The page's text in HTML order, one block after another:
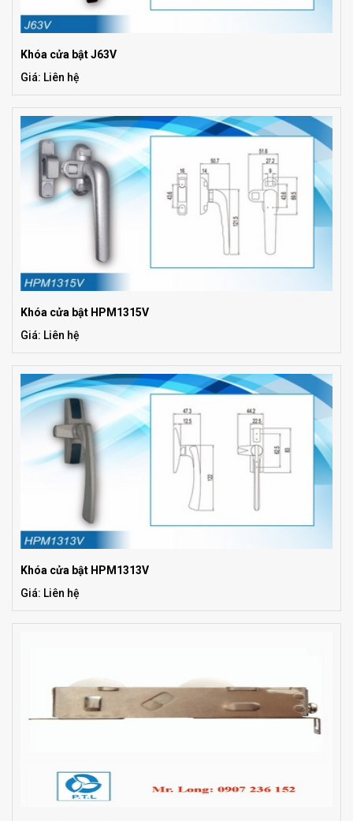
Khóa cửa bật J63V
Giá: Liên hệ
Khóa cửa bật HPM1315V
Giá: Liên hệ
Khóa cửa bật HPM1313V
Giá: Liên hệ